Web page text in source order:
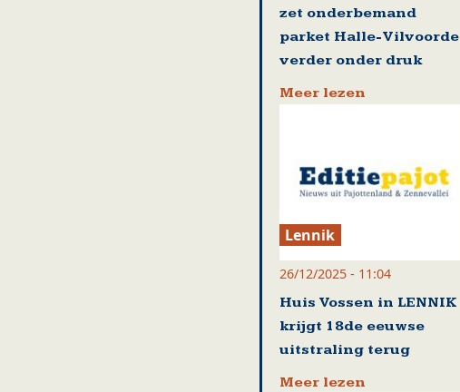
zet onderbemand
parket Halle-Vilvoorde
verder onder druk
Meer lezen
Lennik
26/12/2025 - 11:04
Huis Vossen in LENNIK
krijgt 18de eeuwse
uitstraling terug
Meer lezen